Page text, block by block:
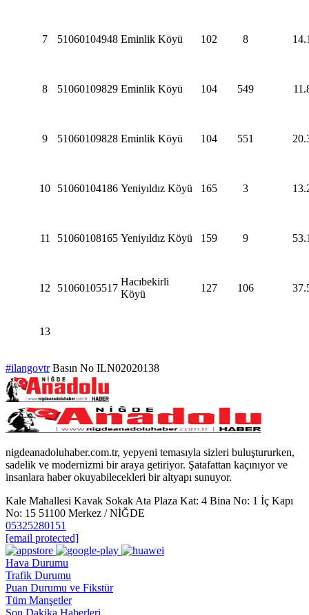
7 51060104948 Eminlik Köyü 102 8
8 51060109829 Eminlik Köyü 104 549
9 51060109828 Eminlik Köyü 104 551
10 51060104186 Yeniyıldız Köyü 165 3
11 51060108165 Yeniyıldız Köyü 159 9
12 51060105517
Hacıbekirli
Köyü
127 106
13
#ilangovtr Basın No ILN02020138
nigdeanadoluhaber.com.tr, yepyeni temasıyla sizleri buluştururken,
sadelik ve modernizmi bir araya getiriyor. Şatafattan kaçınıyor ve
insanlara haber okuyabilecekleri bir altyapı sunuyor.
Kale Mahallesi Kavak Sokak Ata Plaza Kat: 4 Bina No: 1 İç Kapı
No: 15 51100 Merkez / NİĞDE
05325280151
[email protected]
Hava Durumu
Trafik Durumu
Puan Durumu ve Fikstür
Tüm Manşetler